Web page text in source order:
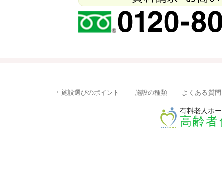
施設選びのポイント 施設の種類 よくある質問
有料老人ホ
高齢